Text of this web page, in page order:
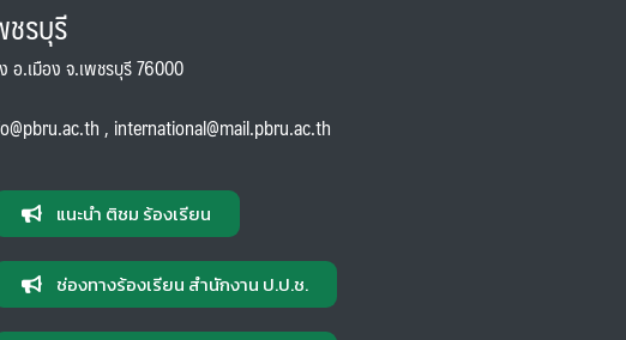
รบุรี
อ.เมือง จ.เพชรบุรี 76000
, international@mail.pbru.ac.th
แนะนำ ติชม ร้องเรียน
ช่องทางร้องเรียน สำนักงาน ป.ป.ช.